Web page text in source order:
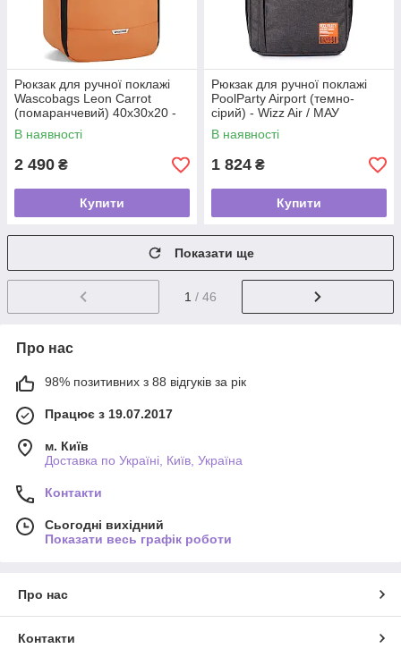
Рюкзак для ручної поклажі
Wascobags Leon Carrot
(помаранчевий) 40x30x20 -
Wizz Air / Ryanair
В наявності
2 490 ₴
Купити
Рюкзак для ручної поклажі
PoolParty Airport (темно-
сірий) - Wizz Air / МАУ
В наявності
1 824 ₴
Купити
Показати ще
1 / 46
Про нас
98% позитивних з 88 відгуків за рік
Працює з 19.07.2017
м. Київ
Доставка по Україні, Київ, Україна
Контакти
Сьогодні вихідний
Показати весь графік роботи
Про нас
Контакти